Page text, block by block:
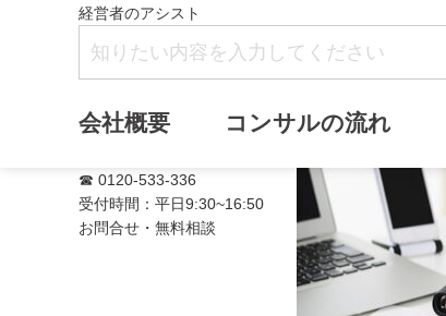
経営者のアシスト
会社概要 コンサルの流れ
☎ 0120-533-336
受付時間：平日9:30~16:50
お問合せ・無料相談
満席